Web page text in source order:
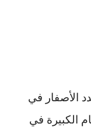
الأصفار في
الكبيرة في